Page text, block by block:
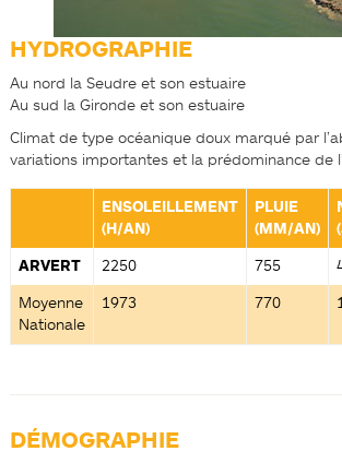
HYDROGRAPHIE
Au nord la Seudre et son estuaire
Au sud la Gironde et son estuaire
Climat de type océanique doux marqué par
variations importantes et la prédominance de
ENSOLEILLEMENT
(H/AN)
PLUIE
(MM/AN)
ARVERT 2250 755
Moyenne
Nationale
1973 770
DÉMOGRAPHIE